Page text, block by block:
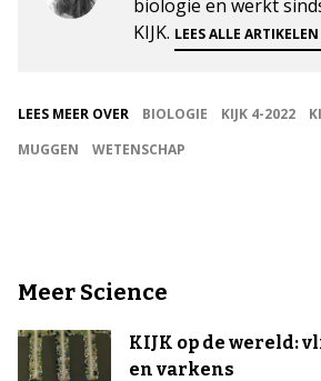
biologie en werkt
KIJK. LEES ALLE
LEES MEER OVER BIOLOGIE KIJK 4-2022
MUGGEN
WETENSCHAP
Meer Science
KIJK op de wereld:
en varkens